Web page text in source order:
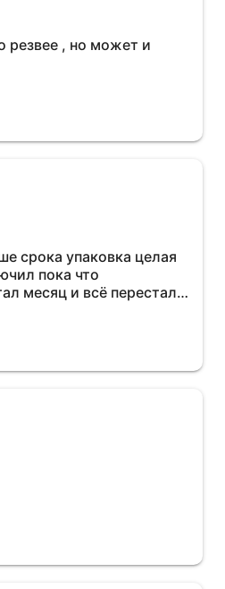
резвее , но может и
срока упаковка целая
пока что
месяц и всё перестал
расход топлива , очень